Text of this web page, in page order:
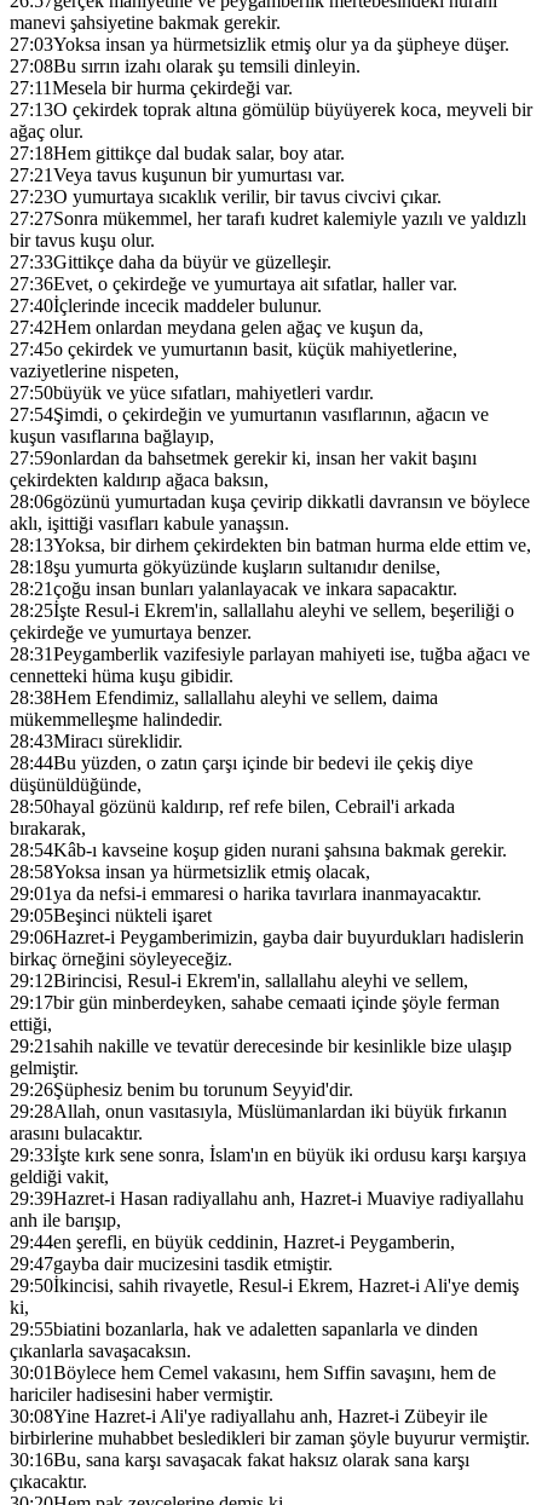
manevi şahsiyetine bakmak gerekir.
27:03Yoksa insan ya hürmetsizlik etmiş olur ya da şüpheye düşer.
27:08Bu sırrın izahı olarak şu temsili dinleyin.
27:11Mesela bir hurma çekirdeği var.
27:13O çekirdek toprak altına gömülüp büyüyerek koca, meyveli bir
ağaç olur.
27:18Hem gittikçe dal budak salar, boy atar.
27:21Veya tavus kuşunun bir yumurtası var.
27:23O yumurtaya sıcaklık verilir, bir tavus civcivi çıkar.
27:27Sonra mükemmel, her tarafı kudret kalemiyle yazılı ve yaldızlı
bir tavus kuşu olur.
27:33Gittikçe daha da büyür ve güzelleşir.
27:36Evet, o çekirdeğe ve yumurtaya ait sıfatlar, haller var.
27:40İçlerinde incecik maddeler bulunur.
27:42Hem onlardan meydana gelen ağaç ve kuşun da,
27:45o çekirdek ve yumurtanın basit, küçük mahiyetlerine,
vaziyetlerine nispeten,
27:50büyük ve yüce sıfatları, mahiyetleri vardır.
27:54Şimdi, o çekirdeğin ve yumurtanın vasıflarının, ağacın ve
kuşun vasıflarına bağlayıp,
27:59onlardan da bahsetmek gerekir ki, insan her vakit başını
çekirdekten kaldırıp ağaca baksın,
28:06gözünü yumurtadan kuşa çevirip dikkatli davransın ve böylece
aklı, işittiği vasıfları kabule yanaşsın.
28:13Yoksa, bir dirhem çekirdekten bin batman hurma elde ettim ve,
28:18şu yumurta gökyüzünde kuşların sultanıdır denilse,
28:21çoğu insan bunları yalanlayacak ve inkara sapacaktır.
28:25İşte Resul-i Ekrem'in, sallallahu aleyhi ve sellem, beşeriliği o
çekirdeğe ve yumurtaya benzer.
28:31Peygamberlik vazifesiyle parlayan mahiyeti ise, tuğba ağacı ve
cennetteki hüma kuşu gibidir.
28:38Hem Efendimiz, sallallahu aleyhi ve sellem, daima
mükemmelleşme halindedir.
28:43Miracı süreklidir.
28:44Bu yüzden, o zatın çarşı içinde bir bedevi ile çekiş diye
düşünüldüğünde,
28:50hayal gözünü kaldırıp, ref refe bilen, Cebrail'i arkada
bırakarak,
28:54Kâb-ı kavseine koşup giden nurani şahsına bakmak gerekir.
28:58Yoksa insan ya hürmetsizlik etmiş olacak,
29:01ya da nefsi-i emmaresi o harika tavırlara inanmayacaktır.
29:05Beşinci nükteli işaret
29:06Hazret-i Peygamberimizin, gayba dair buyurdukları hadislerin
birkaç örneğini söyleyeceğiz.
29:12Birincisi, Resul-i Ekrem'in, sallallahu aleyhi ve sellem,
29:17bir gün minberdeyken, sahabe cemaati içinde şöyle ferman
ettiği,
29:21sahih nakille ve tevatür derecesinde bir kesinlikle bize ulaşıp
gelmiştir.
29:26Şüphesiz benim bu torunum Seyyid'dir.
29:28Allah, onun vasıtasıyla, Müslümanlardan iki büyük fırkanın
arasını bulacaktır.
29:33İşte kırk sene sonra, İslam'ın en büyük iki ordusu karşı karşıya
geldiği vakit,
29:39Hazret-i Hasan radiyallahu anh, Hazret-i Muaviye radiyallahu
anh ile barışıp,
29:44en şerefli, en büyük ceddinin, Hazret-i Peygamberin,
29:47gayba dair mucizesini tasdik etmiştir.
29:50İkincisi, sahih rivayetle, Resul-i Ekrem, Hazret-i Ali'ye demiş
ki,
29:55biatini bozanlarla, hak ve adaletten sapanlarla ve dinden
çıkanlarla savaşacaksın.
30:01Böylece hem Cemel vakasını, hem Sıffin savaşını, hem de
hariciler hadisesini haber vermiştir.
30:08Yine Hazret-i Ali'ye radiyallahu anh, Hazret-i Zübeyir ile
birbirlerine muhabbet besledikleri bir zaman şöyle buyurur vermiştir.
30:16Bu, sana karşı savaşacak fakat haksız olarak sana karşı
çıkacaktır.